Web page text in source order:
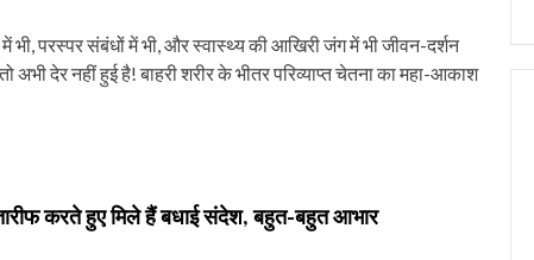
परस्पर संबंधों में भी, और स्वास्थ्य की आखिरी जंग में भी जीवन-दर्शन
अभी देर नहीं हुई है! बाहरी शरीर के भीतर परिव्याप्त चेतना का महा-आकाश
करते हुए मिले हैं बधाई संदेश, बहुत-बहुत आभार